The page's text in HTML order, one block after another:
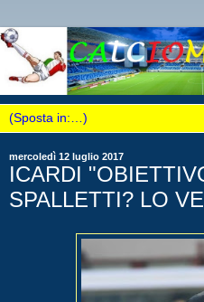
mercoledì 12 luglio 2017
ICARDI
SPALLETTI? LO